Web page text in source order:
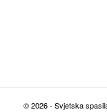
© 2026 - Svjetska